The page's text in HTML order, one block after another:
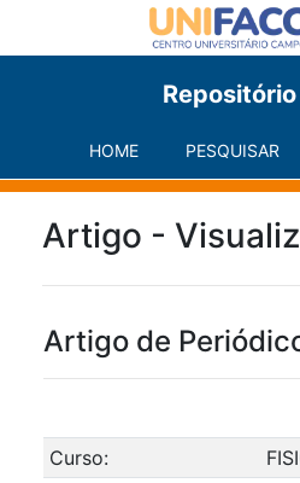
HOME PESQUISAR
Artigo -
Artigo de
Curso: